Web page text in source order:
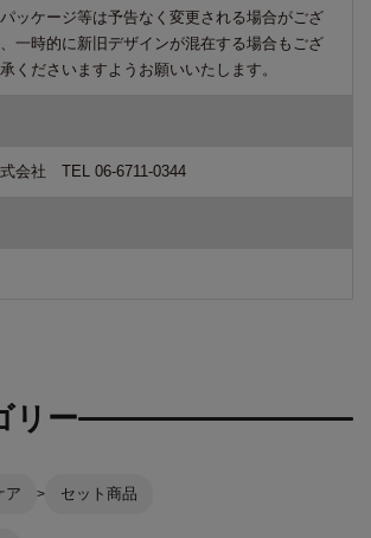
ッケージ等は予告なく変更される場合がござ
一時的に新旧デザインが混在する場合もござ
くださいますようお願いいたします。
会社 TEL 06-6711-0344
リー
ア セット商品